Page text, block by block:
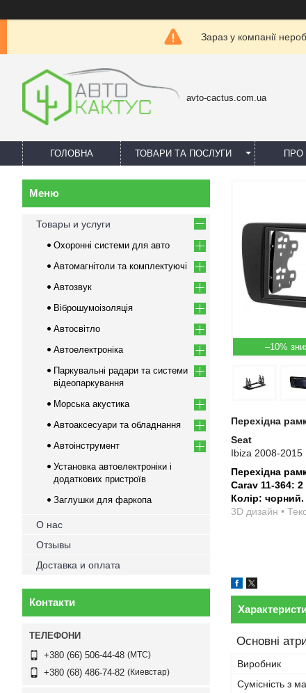
Зараз у компанії
avto-cactus.com.ua
ГОЛОВНА ТОВАРИ ТА ПОСЛУГИ ПРО
–10%
Перехідна
Seat
Ibiza 2008-2015
Перехідна
Carav 11-364:
Колір: чорний.
3D дизайн •
Основні
Виробник
Сумісність з
Товары и услуги
Охоронні системи для авто
Автомагнітоли та комплектуючі
Автозвук
Віброшумоізоляція
Автосвітло
Автоелектроніка
Паркувальні радари та системи
відеопаркування
Морська акустика
Автоаксесуари та обладнання
Автоінструмент
Установка автоелектроніки і
додаткових пристроїв
Заглушки для фаркопа
О нас
Отзывы
Доставка и оплата
Контакти
+380 (66) 506-44-48 МТС
+380 (68) 486-74-82 Киевстар